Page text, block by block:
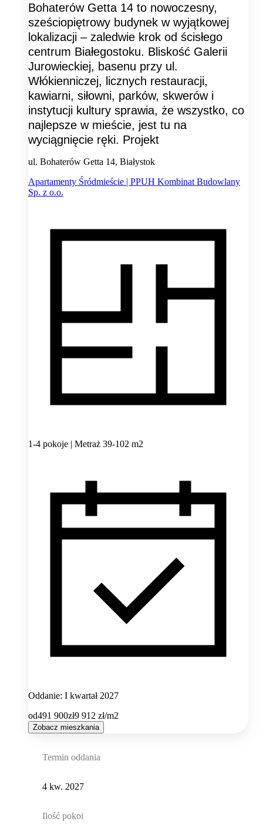
Bohaterów Getta 14 to nowoczesny,
sześciopiętrowy budynek w wyjątkowej
lokalizacji – zaledwie krok od ścisłego
centrum Białegostoku. Bliskość Galerii
Jurowieckiej, basenu przy ul.
Włókienniczej, licznych restauracji,
kawiarni, siłowni, parków, skwerów i
instytucji kultury sprawia, że wszystko, co
najlepsze w mieście, jest tu na
wyciągnięcie ręki. Projekt
ul. Bohaterów Getta 14, Białystok
Apartamenty Śródmieście | PPUH Kombinat Budowlany
Sp. z o.o.
1-4 pokoje | Metraż 39-102 m2
Oddanie: I kwartał 2027
od491 900zł9 912 zł/m2
Zobacz mieszkania
Termin oddania
4 kw. 2027
Ilość pokoi